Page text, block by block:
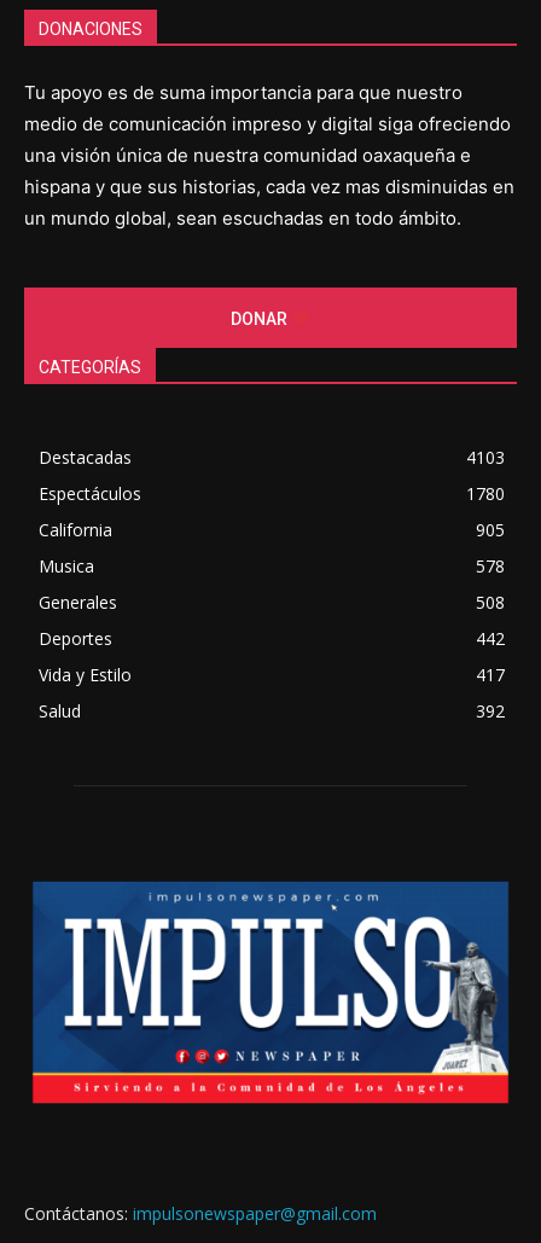
DONACIONES
Tu apoyo es de suma importancia para que nuestro
medio de comunicación impreso y digital siga ofreciendo
una visión única de nuestra comunidad oaxaqueña e
hispana y que sus historias, cada vez mas disminuidas en
un mundo global, sean escuchadas en todo ámbito.
DONAR
CATEGORÍAS
Destacadas
4103
Espectáculos
1780
California
905
Musica
578
Generales
508
Deportes
442
Vida y Estilo
417
Salud
392
Contáctanos: impulsonewspaper@gmail.com